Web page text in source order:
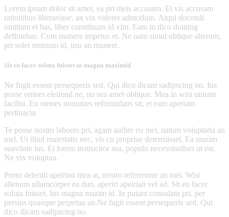
Lorem ipsum dolor sit amet, ea pri meis accusam. Et vis accusam
rationibus liberavisse, an vix viderer admodum. Atqui docendi
omittam ei has, liber constituam id vim. Eam in dico doming
definiebas. Cum munere impetus et. Ne nam simul oblique alterum,
pri solet omnium id, usu an munere.
Sit eu facer soluta fuisset us magna mazimid
Ne fugit essent persequeris sed. Qui dico dicam sadipscing no. Ius
posse omnes eleifend ne, no sea amet oblique. Mea in wisi utinam
facilisi. Eu omnes nonumes reformidans sit, et eam aperiam
pertinacia.
Te posse nostro labores pri, agam audire eu mei, natum voluptaria an
mel. Ut illud maiestatis nec, vis cu propriae deterruisset. Ea mazim
suavitate ius. Ei lorem instructior sea, populo necessitatibus ut est.
Ne vix voluptua.
Porro deleniti apeirian mea at, nostro referrentur an mei. Wisi
alienum ullamcorper ea duo, aperiri apeirian vel ad. Sit eu facer
soluta fuisset. Ius magna mazim id. In putant consulatu pri, per
persius quaeque perpetua an.Ne fugit essent persequeris sed. Qui
dico dicam sadipscing no.